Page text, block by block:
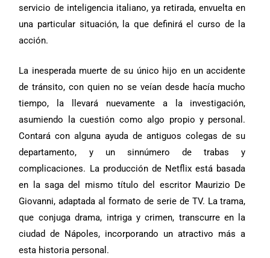
servicio de inteligencia italiano, ya retirada, envuelta en
una particular situación, la que definirá el curso de la
acción.
La inesperada muerte de su único hijo en un accidente
de tránsito, con quien no se veían desde hacía mucho
tiempo, la llevará nuevamente a la investigación,
asumiendo la cuestión como algo propio y personal.
Contará con alguna ayuda de antiguos colegas de su
departamento, y un sinnúmero de trabas y
complicaciones. La producción de Netflix está basada
en la saga del mismo título del escritor Maurizio De
Giovanni, adaptada al formato de serie de TV. La trama,
que conjuga drama, intriga y crimen, transcurre en la
ciudad de Nápoles, incorporando un atractivo más a
esta historia personal.